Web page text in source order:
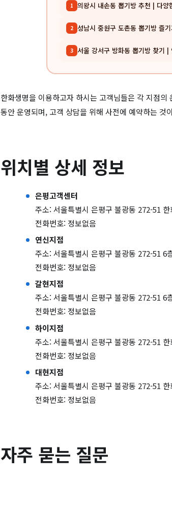
1 의왕시 내손동 뽑기방 추천 | 다양
2 성남시 중원구 도촌동 뽑기방 즐
3 서울 강서구 방화동 뽑기방 찾기 |
한화생명을 이용하고자 하시는 고객님들은 각 지점
동안 운영되며, 고객 상담을 위해 사전에 예약하는 것
위치별 상세 정보
은평고객센터
주소: 서울특별시 은평구 불광동 272-51
전화번호: 정보없음
연신지점
주소: 서울특별시 은평구 불광동 272-51 6
전화번호: 정보없음
갈현지점
주소: 서울특별시 은평구 불광동 272-51 6
전화번호: 정보없음
하이지점
주소: 서울특별시 은평구 불광동 272-51
전화번호: 정보없음
대현지점
주소: 서울특별시 은평구 불광동 272-51
전화번호: 정보없음
자주 묻는 질문